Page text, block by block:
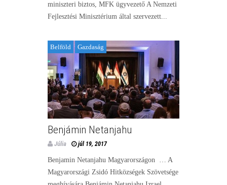
miniszteri biztos, MFK ügyvezető A Nemzeti
Fejlesztési Minisztérium által szervezett...
Belföld Gazdaság
Benjámin Netanjahu
Júlia júl 19, 2017
Benjamin Netanjahu Magyarországon … A
Magyarországi Zsidó Hitközségek Szövetsége